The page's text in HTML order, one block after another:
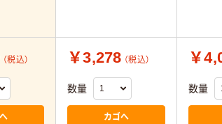
（税込） ￥3,278 （税込）
数量
カゴへ
￥
数量